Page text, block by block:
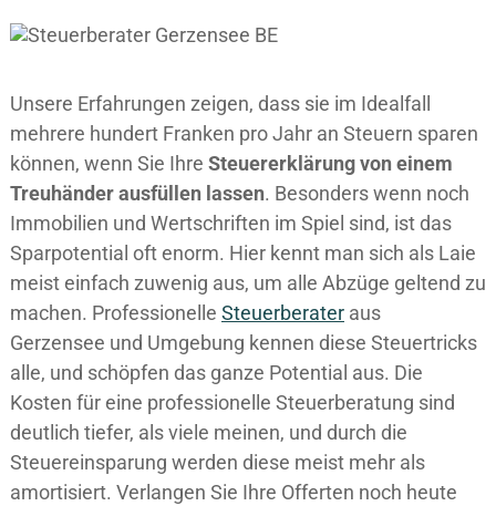
Unsere Erfahrungen zeigen, dass sie im Idealfall
mehrere hundert Franken pro Jahr an Steuern sparen
können, wenn Sie Ihre Steuererklärung von einem
Treuhänder ausfüllen lassen. Besonders wenn noch
Immobilien und Wertschriften im Spiel sind, ist das
Sparpotential oft enorm. Hier kennt man sich als Laie
meist einfach zuwenig aus, um alle Abzüge geltend zu
machen. Professionelle Steuerberater aus
Gerzensee und Umgebung kennen diese Steuertricks
alle, und schöpfen das ganze Potential aus. Die
Kosten für eine professionelle Steuerberatung sind
deutlich tiefer, als viele meinen, und durch die
Steuereinsparung werden diese meist mehr als
amortisiert. Verlangen Sie Ihre Offerten noch heute